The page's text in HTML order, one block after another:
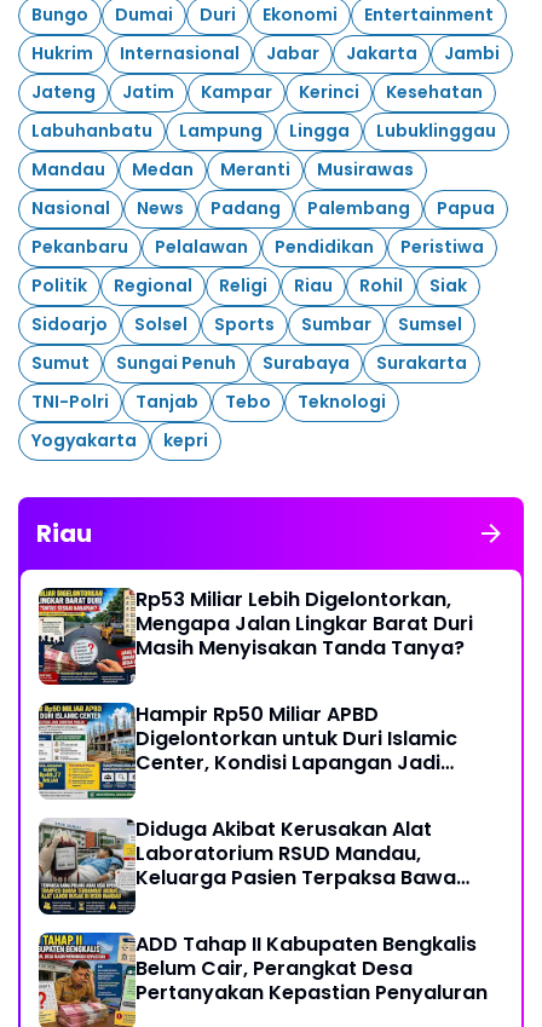
Bungo Dumai Duri Ekonomi
Entertainment
Hukrim
Internasional Jabar Jakarta
Jambi
Jateng
Jatim Kampar Kerinci
Kesehatan
Labuhanbatu
Lampung Lingga
Lubuklinggau
Mandau
Medan Meranti
Musirawas
Nasional
News Padang Palembang
Papua
Pekanbaru
Pelalawan Pendidikan
Peristiwa
Politik
Regional Religi Riau Rohil
Siak
Sidoarjo
Solsel Sports Sumbar
Sumsel
Sumut
Sungai Penuh Surabaya
Surakarta
TNI-Polri
Tanjab Tebo
Teknologi
Yogyakarta
kepri
Riau
Rp53 Miliar Lebih Digelontorkan,
Mengapa Jalan Lingkar Barat Duri
Masih Menyisakan Tanda Tanya?
Hampir Rp50 Miliar APBD
Digelontorkan untuk Duri Islamic
Center, Kondisi Lapangan Jadi
Diduga Akibat Kerusakan Alat
Laboratorium RSUD Mandau,
Keluarga Pasien Terpaksa Bawa
Transfusi Darah
ADD Tahap II Kabupaten Bengkalis
Belum Cair, Perangkat Desa
Pertanyakan Kepastian Penyaluran